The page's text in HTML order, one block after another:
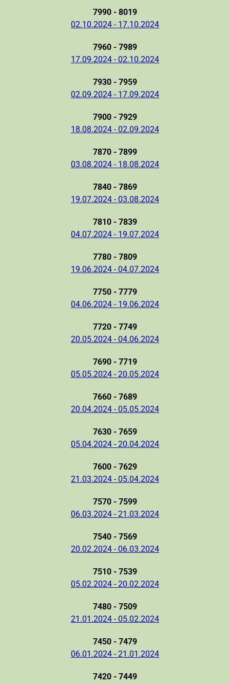
7990 - 8019
02.10.2024 - 17.10.2024
7960 - 7989
17.09.2024 - 02.10.2024
7930 - 7959
02.09.2024 - 17.09.2024
7900 - 7929
18.08.2024 - 02.09.2024
7870 - 7899
03.08.2024 - 18.08.2024
7840 - 7869
19.07.2024 - 03.08.2024
7810 - 7839
04.07.2024 - 19.07.2024
7780 - 7809
19.06.2024 - 04.07.2024
7750 - 7779
04.06.2024 - 19.06.2024
7720 - 7749
20.05.2024 - 04.06.2024
7690 - 7719
05.05.2024 - 20.05.2024
7660 - 7689
20.04.2024 - 05.05.2024
7630 - 7659
05.04.2024 - 20.04.2024
7600 - 7629
21.03.2024 - 05.04.2024
7570 - 7599
06.03.2024 - 21.03.2024
7540 - 7569
20.02.2024 - 06.03.2024
7510 - 7539
05.02.2024 - 20.02.2024
7480 - 7509
21.01.2024 - 05.02.2024
7450 - 7479
06.01.2024 - 21.01.2024
7420 - 7449